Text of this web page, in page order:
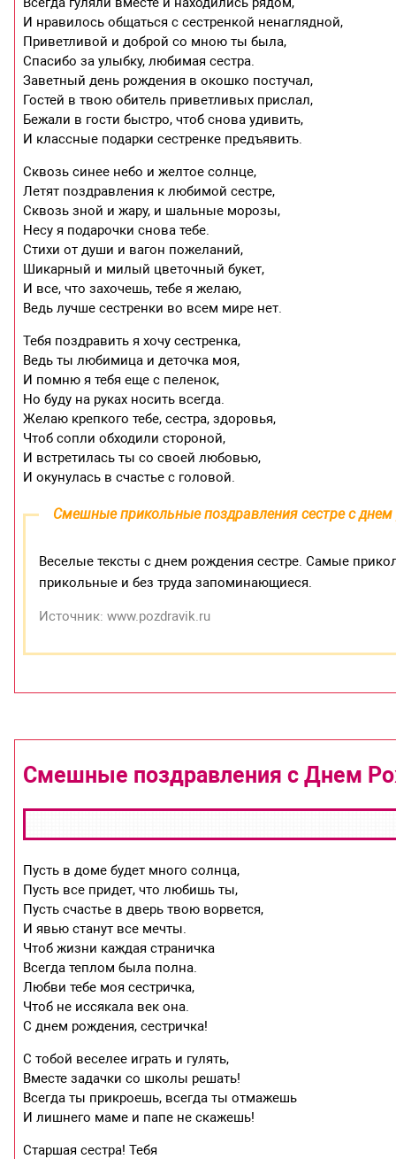
И нравилось общаться с сестренкой ненаглядной,
Приветливой и доброй со мною ты была,
Спасибо за улыбку, любимая сестра.
Заветный день рождения в окошко постучал,
Гостей в твою обитель приветливых прислал,
Бежали в гости быстро, чтоб снова удивить,
И классные подарки сестренке предъявить.
Сквозь синее небо и желтое солнце,
Летят поздравления к любимой сестре,
Сквозь зной и жару, и шальные морозы,
Несу я подарочки снова тебе.
Стихи от души и вагон пожеланий,
Шикарный и милый цветочный букет,
И все, что захочешь, тебе я желаю,
Ведь лучше сестренки во всем мире нет.
Тебя поздравить я хочу сестренка,
Ведь ты любимица и деточка моя,
И помню я тебя еще с пеленок,
Но буду на руках носить всегда.
Желаю крепкого тебе, сестра, здоровья,
Чтоб сопли обходили стороной,
И встретилась ты со своей любовью,
И окунулась в счастье с головой.
Смешные прикольные поздравления сестре с
Веселые тексты с днем рождения сестре. Самые
прикольные и без труда запоминающиеся.
Источник: www.pozdravik.ru
Смешные поздравления с Днем
Пусть в доме будет много солнца,
Пусть все придет, что любишь ты,
Пусть счастье в дверь твою ворвется,
И явью станут все мечты.
Чтоб жизни каждая страничка
Всегда теплом была полна.
Любви тебе моя сестричка,
Чтоб не иссякала век она.
С днем рождения, сестричка!
С тобой веселее играть и гулять,
Вместе задачки со школы решать!
Всегда ты прикроешь, всегда ты отмажешь
И лишнего маме и папе не скажешь!
Старшая сестра! Тебя